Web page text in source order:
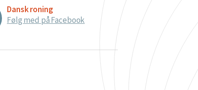
Dansk roning
Følg med på Facebook